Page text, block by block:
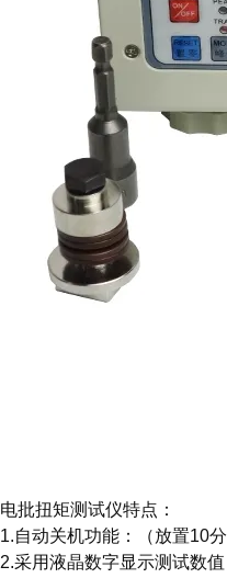
电批扭矩测试仪特点：
1.自动关机功能：（放置10
2.采用液晶数字显示测试数